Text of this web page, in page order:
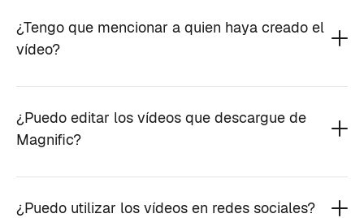
¿Tengo que mencionar a quien haya creado el
vídeo?
¿Puedo editar los vídeos que descargue de
Magnific?
¿Puedo utilizar los vídeos en redes sociales?